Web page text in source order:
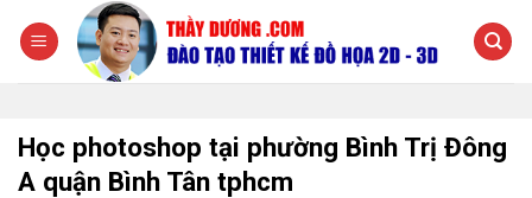
đến
Học photoshop tại phường Bình Trị Đông
A quận Bình Tân tphcm